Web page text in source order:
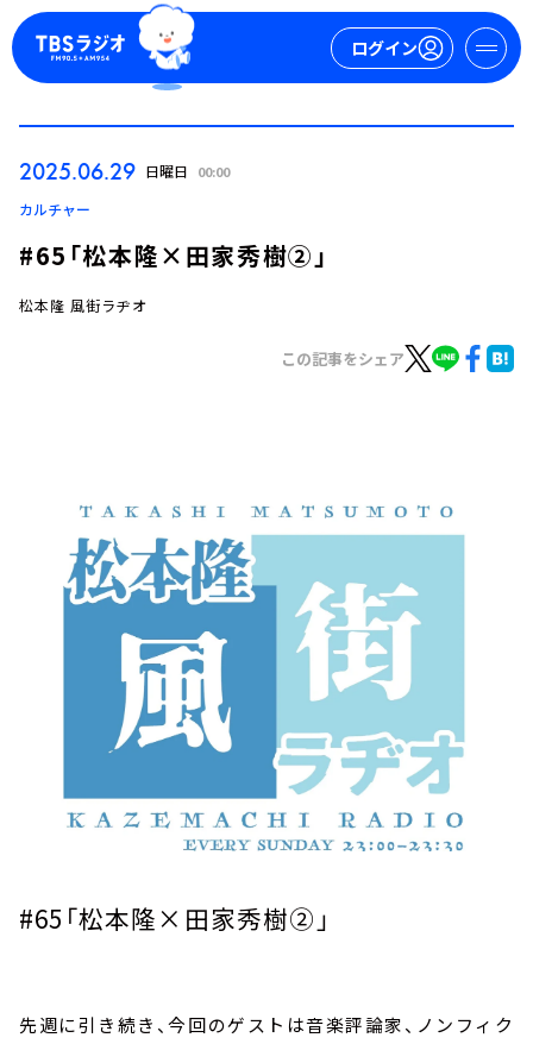
ログイン
TBS Podcast
お知らせ
イベント・グッズ
YouTube
会社情報
2025.06.29 日曜日 00:00
カルチャー
#65「松本隆×田家秀樹②」
松本隆 風街ラヂオ
この記事をシェア
#65 「松本隆×田家秀樹②」
先週に引き続き、今回のゲストは音楽評論家、ノンフィク